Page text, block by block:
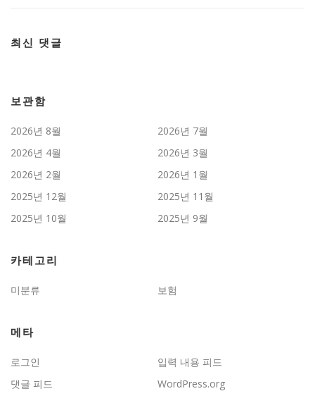
최신 댓글
보관함
2026년 8월
2026년 7월
2026년 4월
2026년 3월
2026년 2월
2026년 1월
2025년 12월
2025년 11월
2025년 10월
2025년 9월
카테고리
미분류 보험
메타
로그인
입력 내용 피드
댓글 피드
WordPress.org